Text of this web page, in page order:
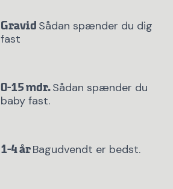
Gravid Sådan spænder du dig
fast
0-15 mdr.Sådan spænder du
baby fast.
1-4 årBagudvendt er bedst.